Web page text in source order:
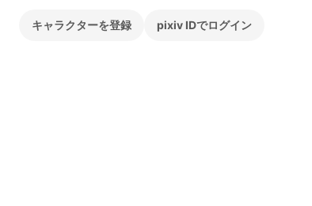
キャラクターを登録 pixiv IDでログイン